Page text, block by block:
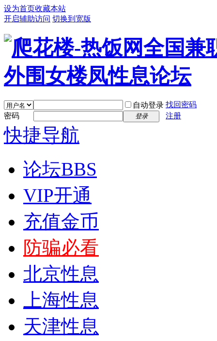
设为首页收藏本站
开启辅助访问 切换到宽版
自动登录 找回密码
密码
登录 注册
快捷导航
论坛BBS
VIP开通
充值金币
防骗必看
北京性息
上海性息
天津性息